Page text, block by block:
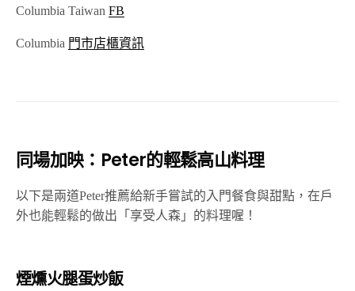
Columbia TaiwanFB
Columbia 門市店櫃資訊
同場加映：Peter的輕鬆高山料理
以下是兩道Peter推薦給新手嘗試的入門餐食與甜點，在戶
外也能輕鬆的做出「享受人森」的料理喔！
煙燻火腿蛋炒飯